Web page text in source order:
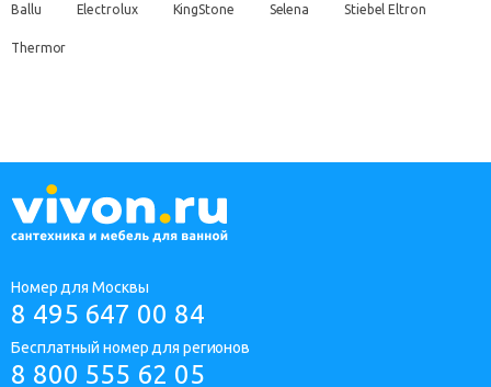
Ballu Electrolux KingStone Selena Stiebel Eltron
Thermor
Номер для Москвы
8 495 647 00 84
Бесплатный номер для регионов
8 800 555 62 05